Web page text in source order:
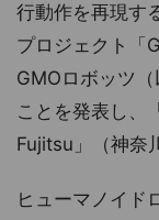
行動作を再現す
プロジェクト「
GMOロボッツ
ことを発表し、
Fujitsu」（神奈
ヒューマノイド